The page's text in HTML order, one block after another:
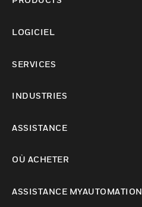
LOGICIEL
SERVICES
INDUSTRIES
ASSISTANCE
OÙ ACHETER
ASSISTANCE MYAUTOMATION